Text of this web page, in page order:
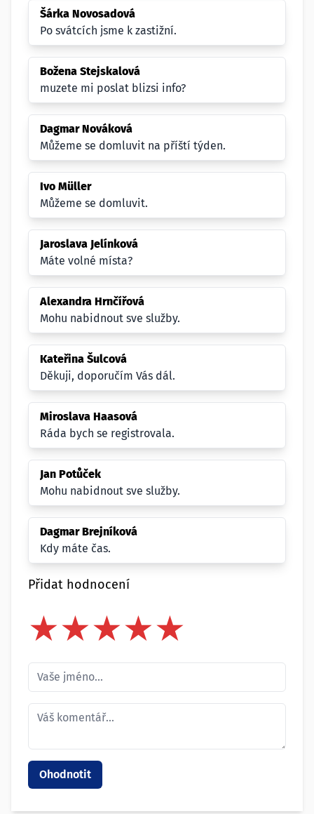
Šárka Novosadová
Po svátcích jsme k zastižní.
Božena Stejskalová
muzete mi poslat blizsi info?
Dagmar Nováková
Můžeme se domluvit na příští týden.
Ivo Müller
Můžeme se domluvit.
Jaroslava Jelínková
Máte volné místa?
Alexandra Hrnčířová
Mohu nabidnout sve služby.
Kateřina Šulcová
Děkuji, doporučím Vás dál.
Miroslava Haasová
Ráda bych se registrovala.
Jan Potůček
Mohu nabidnout sve služby.
Dagmar Brejníková
Kdy máte čas.
Přidat hodnocení
★
★★
★★★
★★★★
★★★★★